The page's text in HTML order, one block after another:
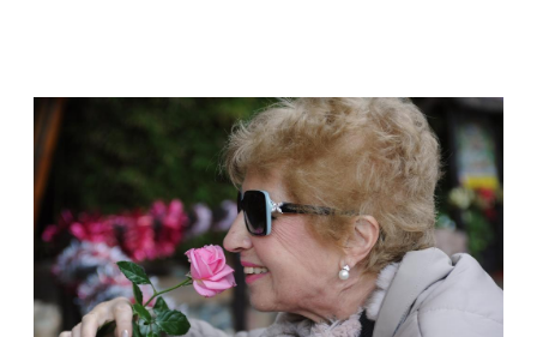
de la actividad del Consejo Territorial.